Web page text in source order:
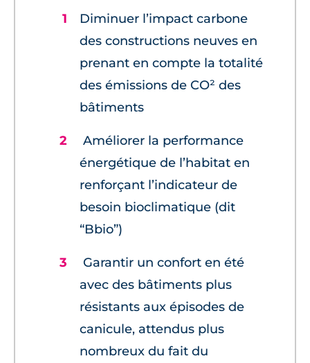
Diminuer l’impact carbone
des constructions neuves en
prenant en compte la totalité
des émissions de CO² des
bâtiments
Améliorer la performance
énergétique de l’habitat en
renforçant l’indicateur de
besoin bioclimatique (dit
“Bbio”)
Garantir un confort en été
avec des bâtiments plus
résistants aux épisodes de
canicule, attendus plus
nombreux du fait du